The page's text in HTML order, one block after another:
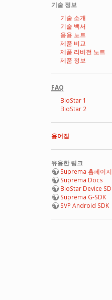
기술 정보
기술 소개
기술 백서
응용 노트
제품 비교
제품 리비전 노트
제품 정보
FAQ
BioStar 1
BioStar 2
용어집
유용한 링크
Suprema 홈페이지
Suprema Docs
BioStar Device
Suprema G-SDK
SVP Android SDK